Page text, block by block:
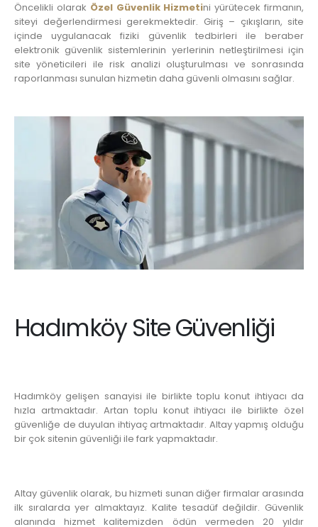
Öncelikli olarak Özel Güvenlik Hizmetini yürütecek firmanın,
siteyi değerlendirmesi gerekmektedir. Giriş – çıkışların, site
içinde uygulanacak fiziki güvenlik tedbirleri ile beraber
elektronik güvenlik sistemlerinin yerlerinin netleştirilmesi için
site yöneticileri ile risk analizi oluşturulması ve sonrasında
raporlanması sunulan hizmetin daha güvenli olmasını sağlar.
Hadımköy Site Güvenliği
Hadımköy gelişen sanayisi ile birlikte toplu konut ihtiyacı da
hızla artmaktadır. Artan toplu konut ihtiyacı ile birlikte özel
güvenliğe de duyulan ihtiyaç artmaktadır. Altay yapmış olduğu
bir çok sitenin güvenliği ile fark yapmaktadır.
Altay güvenlik olarak, bu hizmeti sunan diğer firmalar arasında
ilk sıralarda yer almaktayız. Kalite tesadüf değildir. Güvenlik
alanında hizmet kalitemizden ödün vermeden 20 yıldır